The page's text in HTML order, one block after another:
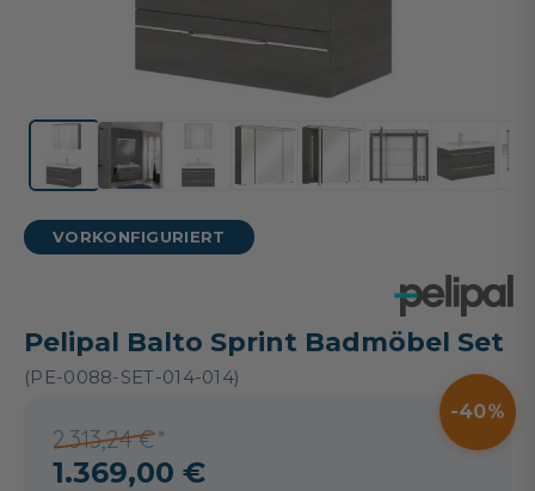
VORKONFIGURIERT
Pelipal Balto Sprint Badmöbel Set
(PE-0088-SET-014-014)
2.313,24 €
40
1.369,00 €